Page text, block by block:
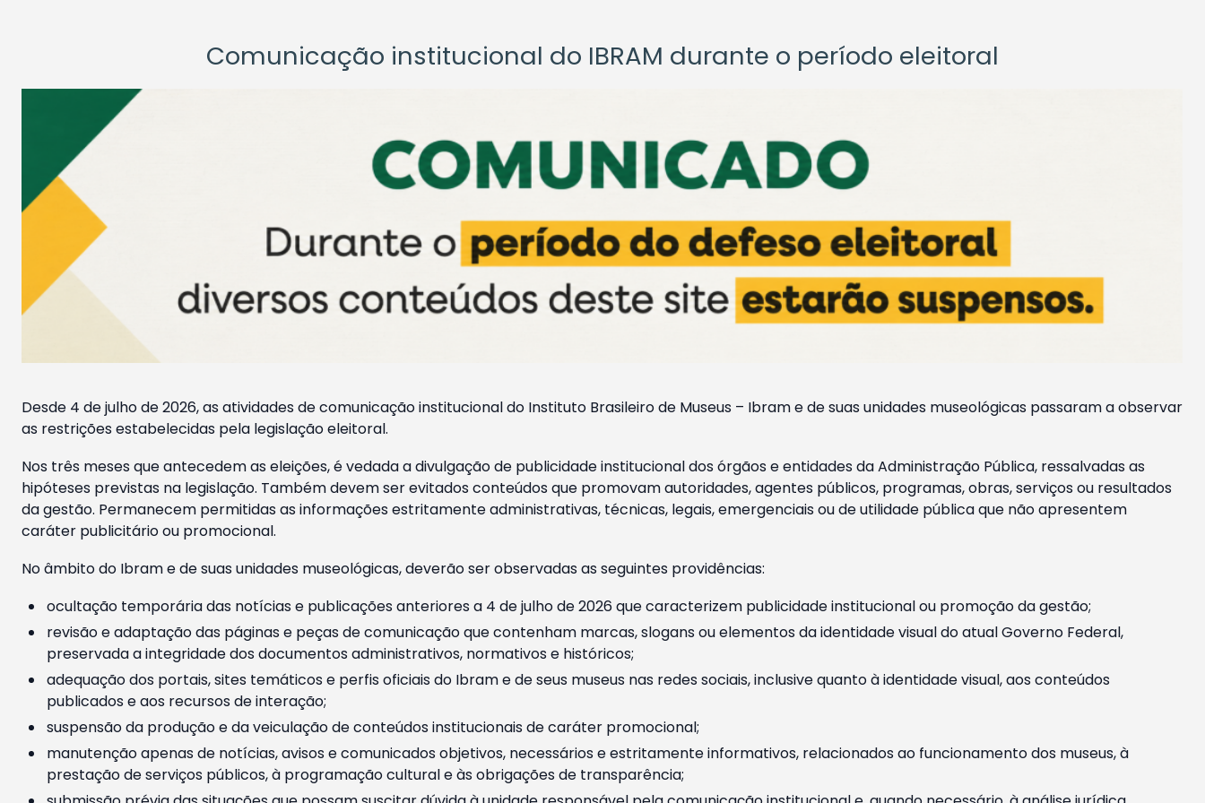
Comunicação institucional do IBRAM durante o período eleitoral
Desde 4 de julho de 2026, as atividades de comunicação institucional do Instituto Brasileiro de Museus – Ibram e de suas unidades museológicas passaram a observar
as restrições estabelecidas pela legislação eleitoral.
Nos três meses que antecedem as eleições, é vedada a divulgação de publicidade institucional dos órgãos e entidades da Administração Pública, ressalvadas as
hipóteses previstas na legislação. Também devem ser evitados conteúdos que promovam autoridades, agentes públicos, programas, obras, serviços ou resultados
da gestão. Permanecem permitidas as informações estritamente administrativas, técnicas, legais, emergenciais ou de utilidade pública que não apresentem
caráter publicitário ou promocional.
No âmbito do Ibram e de suas unidades museológicas, deverão ser observadas as seguintes providências:
ocultação temporária das notícias e publicações anteriores a 4 de julho de 2026 que caracterizem publicidade institucional ou promoção da gestão;
revisão e adaptação das páginas e peças de comunicação que contenham marcas, slogans ou elementos da identidade visual do atual Governo Federal,
preservada a integridade dos documentos administrativos, normativos e históricos;
adequação dos portais, sites temáticos e perfis oficiais do Ibram e de seus museus nas redes sociais, inclusive quanto à identidade visual, aos conteúdos
publicados e aos recursos de interação;
suspensão da produção e da veiculação de conteúdos institucionais de caráter promocional;
manutenção apenas de notícias, avisos e comunicados objetivos, necessários e estritamente informativos, relacionados ao funcionamento dos museus, à
prestação de serviços públicos, à programação cultural e às obrigações de transparência;